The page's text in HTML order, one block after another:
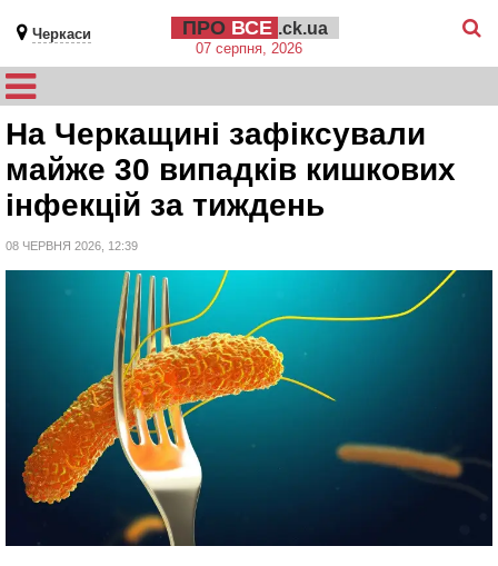
Черкаси ПРО ВСЕ .ck.ua
07 серпня, 2026
На Черкащині зафіксували
майже 30 випадків кишкових
інфекцій за тиждень
08 ЧЕРВНЯ 2026, 12:39